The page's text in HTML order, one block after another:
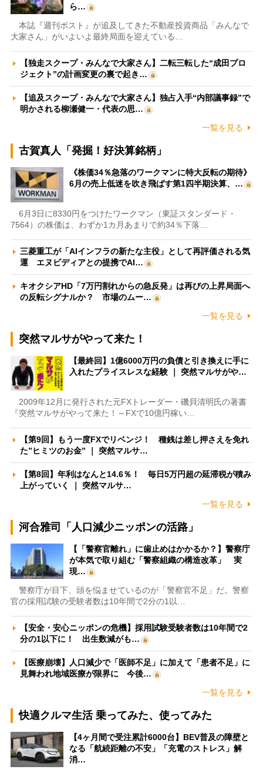
ら…
本誌『週刊ポスト』が追及してきた不動産投資商品「みんなで
大家さん」がいよいよ最終局面を迎えている…
【独走スクープ・みんなで大家さん】二転三転した“成田プロ
ジェクト”の計画変更の裏で起き…
【追及スクープ・みんなで大家さん】独占入手“内部議事録”で
明かされる柳瀬健一・代表の思…
一覧を見る
古賀真人「発掘！好決算銘柄」
《株価34％急落のワークマンに特大反転の期待》
6月の売上低迷を吹き飛ばす第1四半期決算、…
6月3日に8330円をつけたワークマン（東証スタンダード・
7564）の株価は、わずか1カ月あまりで約34％下落…
三菱重工が「AIインフラの新たな主役」として再評価される気
運 エヌビディアとの提携でAI…
キオクシアHD「7万円割れからの急反発」は再びの上昇局面へ
の反転シグナルか？ 市場のムー…
一覧を見る
突然マルサがやって来た！
【最終回】1億6000万円の負債と引き換えに手に
入れたプライスレスな経験 ｜ 突然マルサがや…
2009年12月に発行された元FXトレーダー・磯貝清明氏の著書
『突然マルサがやって来た！～FXで10億円稼い…
【第9回】もう一度FXでリベンジ！ 種銭は差し押さえを免れ
た”ヒミツのお金” ｜ 突然マルサ…
【第8回】年利はなんと14.6％！ 毎日5万円超の延滞税が積み
上がっていく ｜ 突然マルサ…
一覧を見る
河合雅司「人口減少ニッポンの活路」
【「警察官離れ」に歯止めはかかるか？】警察庁
が本気で取り組む「警察組織の構造改革」 実
現…
警察庁が目下、頭を悩ませているのが「警察官不足」だ。警察
官の採用試験の受験者数は10年間で2分の1以…
【安全・安心ニッポンの危機】採用試験受験者数は10年間で2
分の1以下に！ 出生数減がも…
【医療崩壊】人口減少で「医師不足」に加えて「患者不足」に
見舞われ地域医療が限界に 今後…
一覧を見る
快適クルマ生活 乗ってみた、使ってみた
【4ヶ月間で受注累計6000台】BEV普及の障壁と
なる「航続距離の不安」「充電のストレス」解
消…